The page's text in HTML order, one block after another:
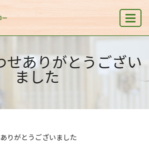
MENU
せありがとうござい
ました
りがとうございました